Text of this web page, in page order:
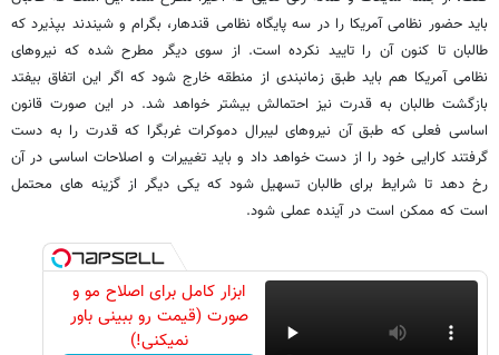
باید حضور نظامی آمریکا را در سه پایگاه نظامی قندهار، بگرام و شیندند بپذیرد که
طالبان تا کنون آن را تایید نکرده است. از سوی دیگر مطرح شده که نیروهای
نظامی آمریکا هم باید طبق زمانبندی از منطقه خارج شود که اگر این اتفاق بیفتد
بازگشت طالبان به قدرت نیز احتمالش بیشتر خواهد شد. در این صورت قانون
اساسی فعلی که طبق آن نیروهای لیبرال دموکرات غربگرا که قدرت را به دست
گرفتند کارایی خود را از دست خواهد داد و باید تغییرات و اصلاحات اساسی در آن
رخ دهد تا شرایط برای طالبان تسهیل شود که یکی دیگر از گزینه های محتمل
است که ممکن است در آینده عملی شود.
ابزار کامل برای اصلاح مو و
صورت (قیمت رو ببینی باور
نمیکنی!)